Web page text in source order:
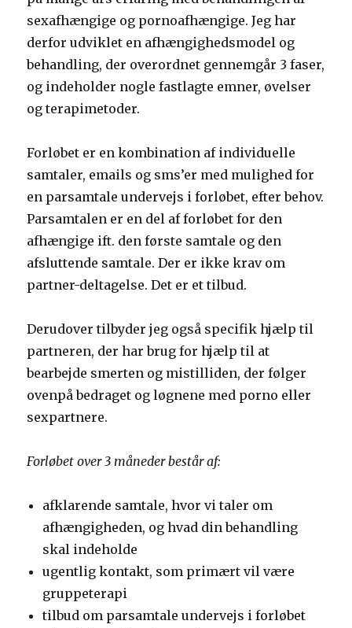
sexafhængige og pornoafhængige. Jeg har
derfor udviklet en afhængighedsmodel og
behandling, der overordnet gennemgår 3 faser,
og indeholder nogle fastlagte emner, øvelser
og terapimetoder.
Forløbet er en kombination af individuelle
samtaler, emails og sms’er med mulighed for
en parsamtale undervejs i forløbet, efter behov.
Parsamtalen er en del af forløbet for den
afhængige ift. den første samtale og den
afsluttende samtale. Der er ikke krav om
partner-deltagelse. Det er et tilbud.
Derudover tilbyder jeg også specifik hjælp til
partneren, der har brug for hjælp til at
bearbejde smerten og mistilliden, der følger
ovenpå bedraget og løgnene med porno eller
sexpartnere.
Forløbet over 3 måneder består af:
afklarende samtale, hvor vi taler om
afhængigheden, og hvad din behandling
skal indeholde
ugentlig kontakt, som primært vil være
gruppeterapi
tilbud om parsamtale undervejs i forløbet